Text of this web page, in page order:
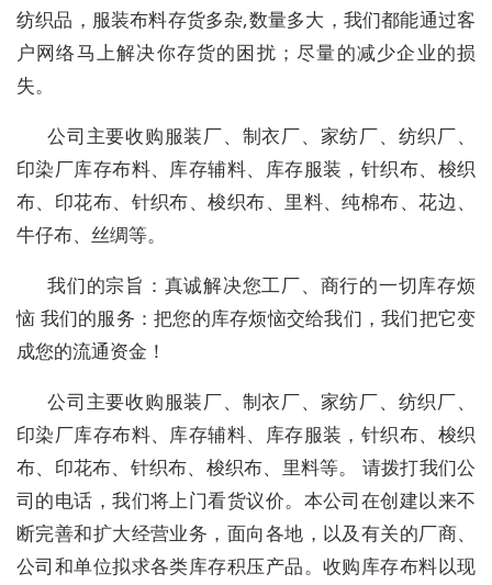
纺织品，服装布料存货多杂,数量多大，我们都能通过客
户网络马上解决你存货的困扰；尽量的减少企业的损
失。
公司主要收购服装厂、制衣厂、家纺厂、纺织厂、
印染厂库存布料、库存辅料、库存服装，针织布、梭织
布、印花布、针织布、梭织布、里料、纯棉布、花边、
牛仔布、丝绸等。
我们的宗旨：真诚解决您工厂、商行的一切库存烦
恼 我们的服务：把您的库存烦恼交给我们，我们把它变
成您的流通资金！
公司主要收购服装厂、制衣厂、家纺厂、纺织厂、
印染厂库存布料、库存辅料、库存服装，针织布、梭织
布、印花布、针织布、梭织布、里料等。 请拨打我们公
司的电话，我们将上门看货议价。本公司在创建以来不
断完善和扩大经营业务，面向各地，以及有关的厂商、
公司和单位拟求各类库存积压产品。收购库存布料以现